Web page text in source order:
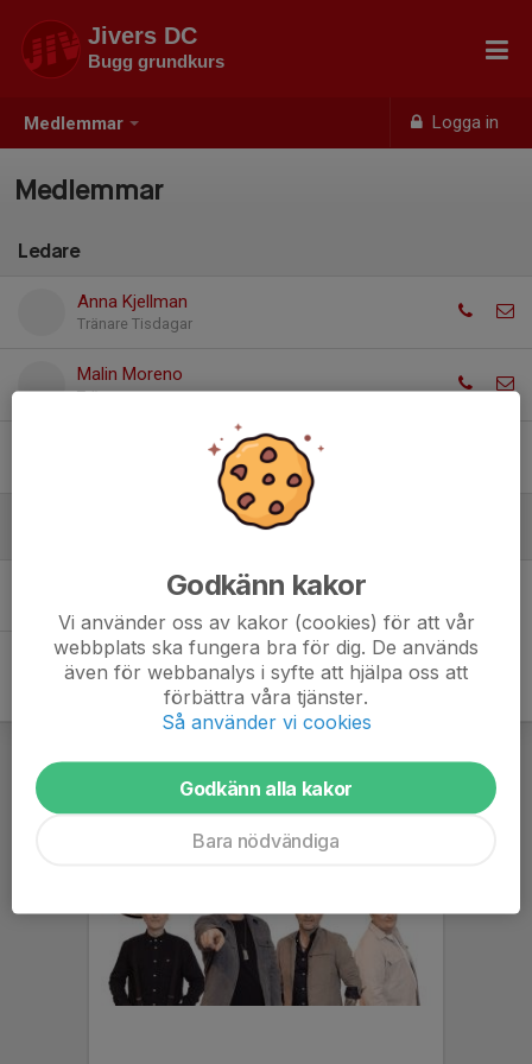
Medlemmar Logga in
Jivers DC
Bugg grundkurs
Medlemmar
Ledare
Anna Kjellman
Tränare Tisdagar
Malin Moreno
Tränare
Det finns inga dansare
Godkänn kakor
Vi använder oss av kakor (cookies) för att vår
webbplats ska fungera bra för dig. De används
även för webbanalys i syfte att hjälpa oss att
förbättra våra tjänster.
Så använder vi cookies
Godkänn alla kakor
Bara nödvändiga